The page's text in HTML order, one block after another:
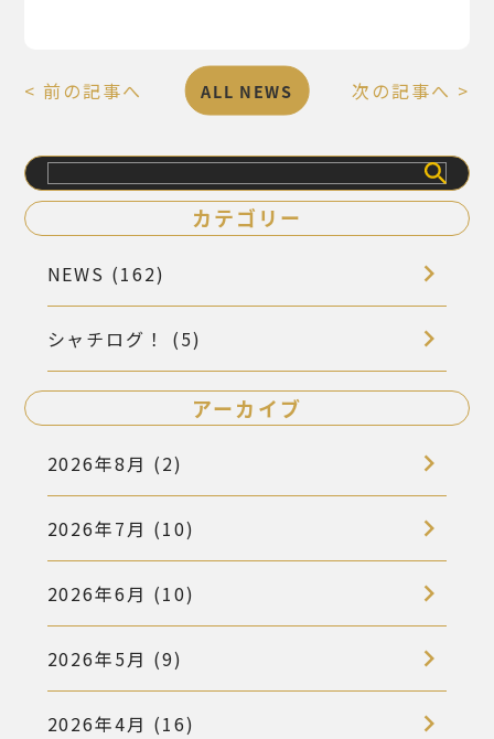
< 前の記事へ 次の記事へ >
ALL NEWS
索
カテゴリー
NEWS (162)
シャチログ！ (5)
アーカイブ
2026年8月 (2)
2026年7月 (10)
2026年6月 (10)
2026年5月 (9)
2026年4月 (16)